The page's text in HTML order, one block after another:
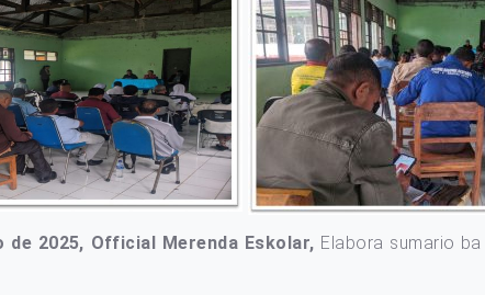
de 2025, Official Merenda Eskolar, Elabora sumario